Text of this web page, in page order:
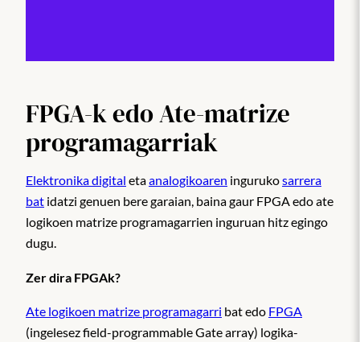
FPGA-k edo Ate-matrize
programagarriak
Elektronika digital etaanalogikoaren ingurukosarrera
bat idatzi genuen bere garaian, baina gaur FPGA edo ate
logikoen matrize programagarrien inguruan hitz egingo
dugu.
Zer dira FPGAk?
Ate logikoen matrize programagarri bat edo FPGA
(ingelesez field-programmable Gate array) logika-